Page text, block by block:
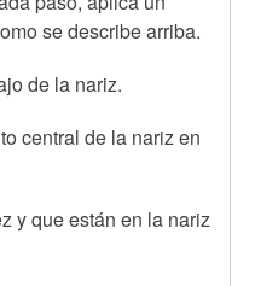
se describe arriba.
de la nariz.
central de la nariz en
y que están en la nariz